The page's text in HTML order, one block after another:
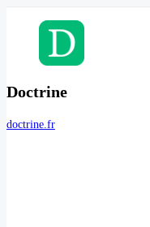
Doctrine
doctrine.fr